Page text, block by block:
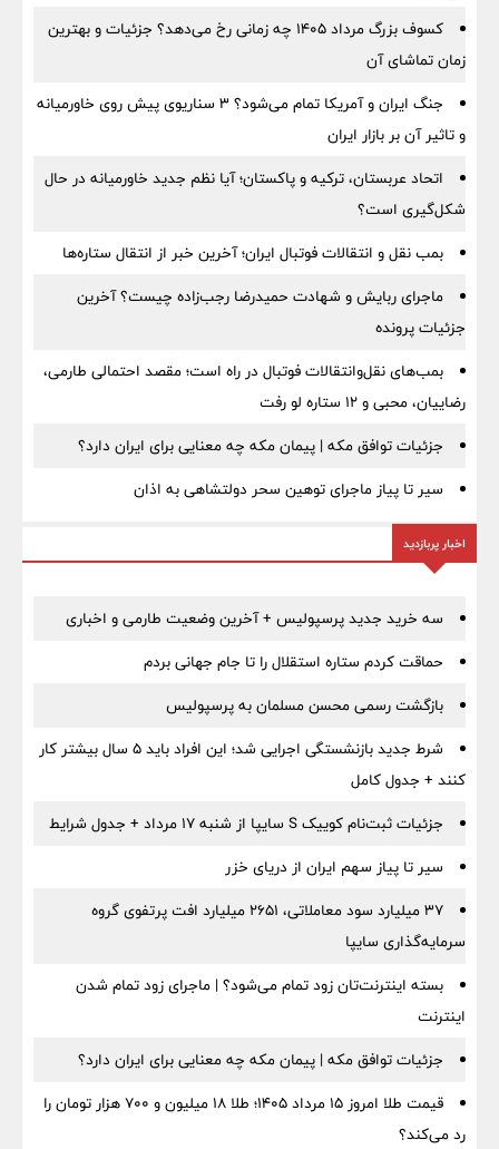
کسوف بزرگ مرداد ۱۴۰۵ چه زمانی رخ می‌دهد؟ جزئیات و بهترین
زمان تماشای آن
جنگ ایران و آمریکا تمام می‌شود؟ ۳ سناریوی پیش روی خاورمیانه
و تاثیر آن بر بازار ایران
اتحاد عربستان، ترکیه و پاکستان؛ آیا نظم جدید خاورمیانه در حال
شکل‌گیری است؟
بمب نقل‌ و انتقالات فوتبال ایران؛ آخرین خبر از انتقال ستاره‌ها
ماجرای ربایش و شهادت حمیدرضا رجب‌زاده چیست؟ آخرین
جزئیات پرونده
بمب‌های نقل‌وانتقالات فوتبال در راه است؛ مقصد احتمالی طارمی،
رضاییان، محبی و ۱۲ ستاره لو رفت
جزئیات توافق مکه | پیمان مکه چه معنایی برای ایران دارد؟
سیر تا پیاز ماجرای توهین سحر دولتشاهی به اذان
اخبار پربازدید
سه خرید جدید پرسپولیس + آخرین وضعیت طارمی و اخباری
حماقت کردم ستاره استقلال را تا جام جهانی بردم
بازگشت رسمی محسن مسلمان به پرسپولیس
شرط جدید بازنشستگی اجرایی شد؛ این افراد باید ۵ سال بیشتر کار
کنند + جدول کامل
جزئیات ثبت‌نام کوییک S سایپا از شنبه ۱۷ مرداد + جدول شرایط
سیر تا پیاز سهم ایران از دریای خزر
۳۷ میلیارد سود معاملاتی، ۲۶۵۱ میلیارد افت پرتفوی گروه
سرمایه‌گذاری سایپا
بسته اینترنت‌تان زود تمام می‌شود؟ | ماجرای زود تمام شدن
اینترنت
جزئیات توافق مکه | پیمان مکه چه معنایی برای ایران دارد؟
قیمت طلا امروز ۱۵ مرداد ۱۴۰۵؛ طلا ۱۸ میلیون و ۷۰۰ هزار تومان را
رد می‌کند؟